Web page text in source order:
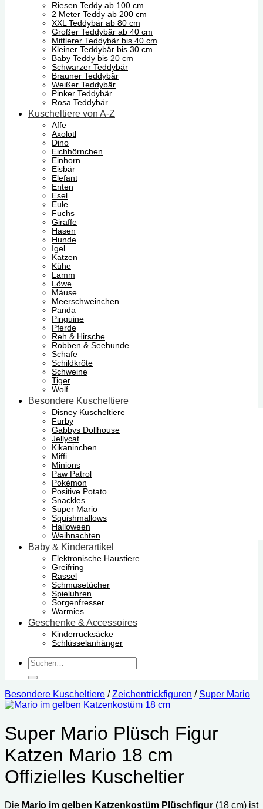
Riesen Teddy ab 100 cm
2 Meter Teddy ab 200 cm
XXL Teddybär ab 80 cm
Großer Teddybär ab 40 cm
Mittlerer Teddybär bis 40 cm
Kleiner Teddybär bis 30 cm
Baby Teddy bis 20 cm
Schwarzer Teddybär
Brauner Teddybär
Weißer Teddybär
Pinker Teddybär
Rosa Teddybär
Kuscheltiere von A-Z
Affe
Axolotl
Dino
Eichhörnchen
Einhorn
Eisbär
Elefant
Enten
Esel
Eule
Fuchs
Giraffe
Hasen
Hunde
Igel
Katzen
Kühe
Lamm
Löwe
Mäuse
Meerschweinchen
Panda
Pinguine
Pferde
Reh & Hirsche
Robben & Seehunde
Schafe
Schildkröte
Schweine
Tiger
Wolf
Besondere Kuscheltiere
Disney Kuscheltiere
Furby
Gabbys Dollhouse
Jellycat
Kikaninchen
Miffi
Minions
Paw Patrol
Pokémon
Positive Potato
Snackles
Super Mario
Squishmallows
Halloween
Weihnachten
Baby & Kinderartikel
Elektronische Haustiere
Greifring
Rassel
Schmusetücher
Spieluhren
Sorgenfresser
Warmies
Geschenke & Accessoires
Kinderrucksäcke
Schlüsselanhänger
Suchen
nach:
Besondere Kuscheltiere / Zeichentrickfiguren / Super Mario
Super Mario Plüsch Figur
Katzen Mario 18 cm
Offizielles Kuscheltier
Die Mario im gelben Katzenkostüm Plüschfigur (18 cm) ist